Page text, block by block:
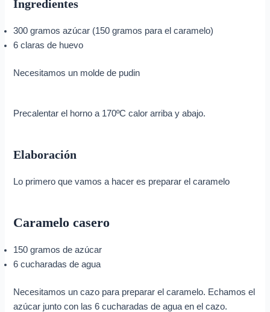
Ingredientes
300 gramos azúcar (150 gramos para el caramelo)
6 claras de huevo
Necesitamos un molde de pudin
Precalentar el horno a 170ºC calor arriba y abajo.
Elaboración
Lo primero que vamos a hacer es preparar el caramelo
Caramelo casero
150 gramos de azúcar
6 cucharadas de agua
Necesitamos un cazo para preparar el caramelo. Echamos el
azúcar junto con las 6 cucharadas de agua en el cazo.